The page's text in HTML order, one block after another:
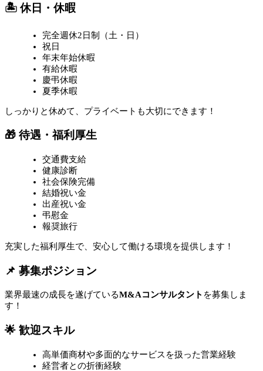
🏝️ 休日・休暇
完全週休2日制（土・日）
祝日
年末年始休暇
有給休暇
慶弔休暇
夏季休暇
しっかりと休めて、プライベートも大切にできます！
🎁 待遇・福利厚生
交通費支給
健康診断
社会保険完備
結婚祝い金
出産祝い金
弔慰金
報奨旅行
充実した福利厚生で、安心して働ける環境を提供します！
📌 募集ポジション
業界最速の成長を遂げているM&Aコンサルタント を募集しま
す！
🌟 歓迎スキル
高単価商材や多面的なサービスを扱った営業経験
経営者との折衝経験